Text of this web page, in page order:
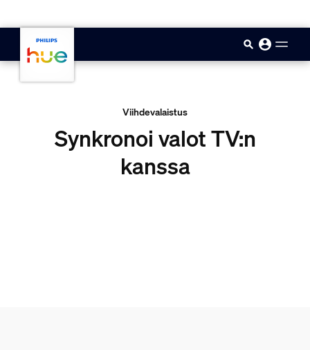
Viihdevalaistus
Synkronoi valot TV:n
kanssa